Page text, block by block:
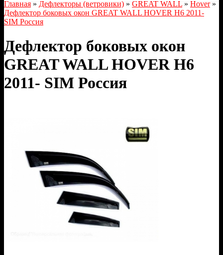
Главная » Дефлекторы (ветровики) » GREAT WALL » Hover»
Дефлектор боковых окон GREAT WALL HOVER H6 2011-
SIM Россия
Дефлектор боковых окон
GREAT WALL HOVER H6
2011- SIM Россия